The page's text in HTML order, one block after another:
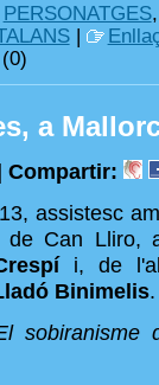
PERSONATGES
|
a
Compartir:
assistesc
Can Lliro,
i, de
Binimelis.
sobiranisme